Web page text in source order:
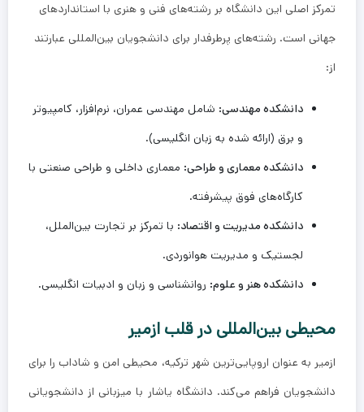
تمرکز اصلی این دانشگاه بر رشته‌های فنی و هنری با استانداردهای
جهانی است. رشته‌های پرطرفدار برای دانشجویان بین‌المللی عبارتند
از:
دانشکده مهندسی: شامل مهندسی عمران، نرم‌افزار، کامپیوتر
و برق (ارائه شده به زبان انگلیسی).
دانشکده معماری و طراحی: معماری داخلی و طراحی صنعتی با
کارگاه‌های فوق پیشرفته.
دانشکده مدیریت و اقتصاد: با تمرکز بر تجارت بین‌الملل،
لجستیک و مدیریت هوانوردی.
دانشکده هنر و علوم: روانشناسی و زبان و ادبیات انگلیسی.
محیطی بین‌المللی در قلب ازمیر
ازمیر به عنوان اروپایی‌ترین شهر ترکیه، محیطی امن و شاداب را برای
دانشجویان فراهم می‌کند. دانشگاه یاشار با میزبانی از دانشجویانی